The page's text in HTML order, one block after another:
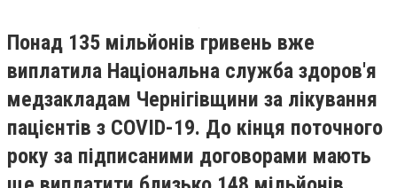
Понад 135 мільйонів гривень вже
виплатила Національна служба здоров'я
медзакладам Чернігівщини за лікування
пацієнтів з COVID-19. До кінця поточного
року за підписаними договорами мають